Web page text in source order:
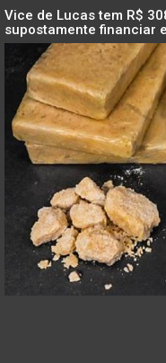
Vice de Lucas tem R$
supostamente financiar